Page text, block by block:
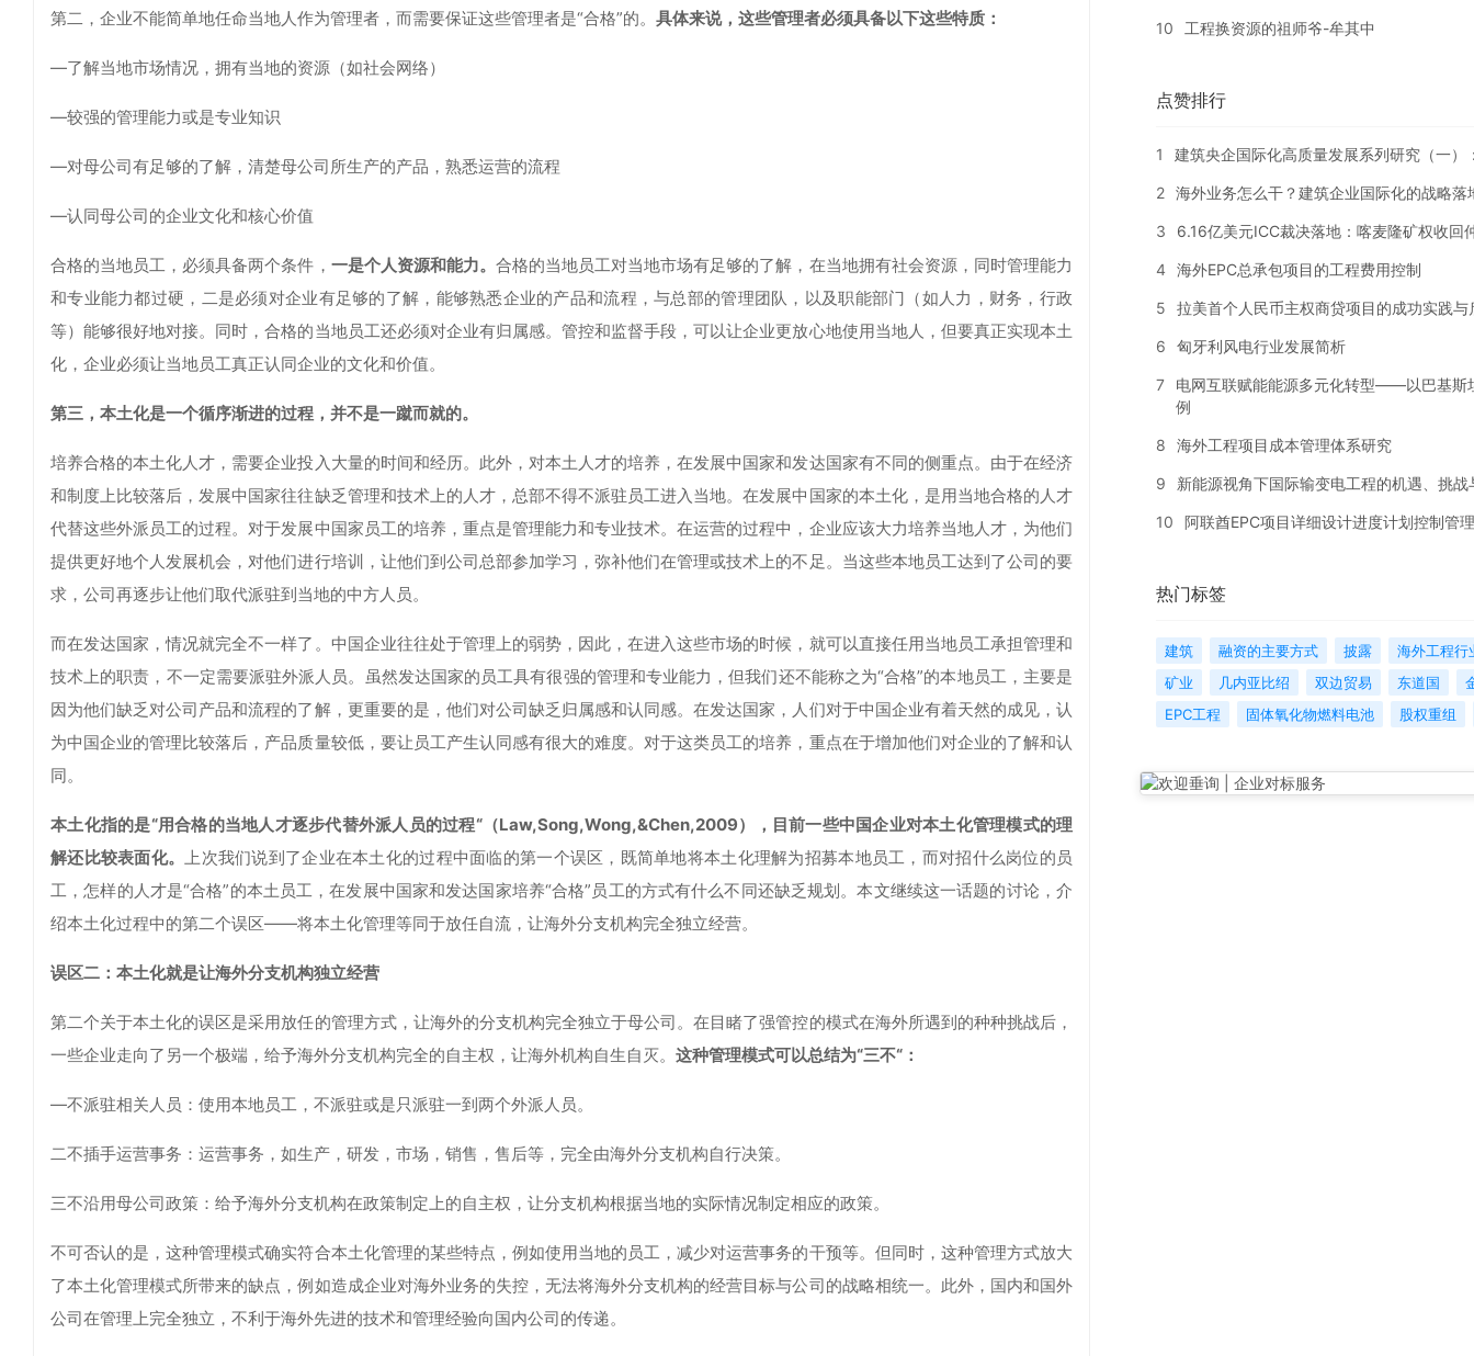
第二，企业不能简单地任命当地人作为管理者，而需要保证这些管理者是“合格”的。 具体来说，这些管理者必须具备以下这些特质：
—了解当地市场情况，拥有当地的资源（如社会网络）
—较强的管理能力或是专业知识
—对母公司有足够的了解，清楚母公司所生产的产品，熟悉运营的流程
—认同母公司的企业文化和核心价值
合格的当地员工，必须具备两个条件， 一是个人资源和能力。 合格的当地员工对当地市场有足够的了解，在当地拥有社会资源，同时管理能力
和专业能力都过硬，二是必须对企业有足够的了解，能够熟悉企业的产品和流程，与总部的管理团队，以及职能部门（如人力，财务，行政
等）能够很好地对接。同时，合格的当地员工还必须对企业有归属感。管控和监督手段，可以让企业更放心地使用当地人，但要真正实现本土
化，企业必须让当地员工真正认同企业的文化和价值。
第三，本土化是一个循序渐进的过程，并不是一蹴而就的。
培养合格的本土化人才，需要企业投入大量的时间和经历。此外，对本土人才的培养，在发展中国家和发达国家有不同的侧重点。由于在经济
和制度上比较落后，发展中国家往往缺乏管理和技术上的人才，总部不得不派驻员工进入当地。在发展中国家的本土化，是用当地合格的人才
代替这些外派员工的过程。对于发展中国家员工的培养，重点是管理能力和专业技术。在运营的过程中，企业应该大力培养当地人才，为他们
提供更好地个人发展机会，对他们进行培训，让他们到公司总部参加学习，弥补他们在管理或技术上的不足。当这些本地员工达到了公司的要
求，公司再逐步让他们取代派驻到当地的中方人员。
而在发达国家，情况就完全不一样了。中国企业往往处于管理上的弱势，因此，在进入这些市场的时候，就可以直接任用当地员工承担管理和
技术上的职责，不一定需要派驻外派人员。虽然发达国家的员工具有很强的管理和专业能力，但我们还不能称之为“合格”的本地员工，主要是
因为他们缺乏对公司产品和流程的了解，更重要的是，他们对公司缺乏归属感和认同感。在发达国家，人们对于中国企业有着天然的成见，认
为中国企业的管理比较落后，产品质量较低，要让员工产生认同感有很大的难度。对于这类员工的培养，重点在于增加他们对企业的了解和认
同。
本土化指的是“用合格的当地人才逐步代替外派人员的过程“（Law,Song,Wong,&Chen,2009），目前一些中国企业对本土化管理模式的理
解还比较表面化。上次我们说到了企业在本土化的过程中面临的第一个误区，既简单地将本土化理解为招募本地员工，而对招什么岗位的员
工，怎样的人才是“合格”的本土员工，在发展中国家和发达国家培养“合格”员工的方式有什么不同还缺乏规划。本文继续这一话题的讨论，介
绍本土化过程中的第二个误区——将本土化管理等同于放任自流，让海外分支机构完全独立经营。
误区二：本土化就是让海外分支机构独立经营
第二个关于本土化的误区是采用放任的管理方式，让海外的分支机构完全独立于母公司。在目睹了强管控的模式在海外所遇到的种种挑战后，
一些企业走向了另一个极端，给予海外分支机构完全的自主权，让海外机构自生自灭。 这种管理模式可以总结为“三不“：
—不派驻相关人员：使用本地员工，不派驻或是只派驻一到两个外派人员。
二不插手运营事务：运营事务，如生产，研发，市场，销售，售后等，完全由海外分支机构自行决策。
三不沿用母公司政策：给予海外分支机构在政策制定上的自主权，让分支机构根据当地的实际情况制定相应的政策。
不可否认的是，这种管理模式确实符合本土化管理的某些特点，例如使用当地的员工，减少对运营事务的干预等。但同时，这种管理方式放大
了本土化管理模式所带来的缺点，例如造成企业对海外业务的失控，无法将海外分支机构的经营目标与公司的战略相统一。此外，国内和国外
公司在管理上完全独立，不利于海外先进的技术和管理经验向国内公司的传递。
10 工程换资源的祖师爷-牟其中
点赞排行
1 建筑央企国际化高质量发展系列研究（一）
2 海外业务怎么干？建筑企业国际化的战略落
3 6.16亿美元ICC裁决落地：喀麦隆矿权收回
4 海外EPC总承包项目的工程费用控制
5 拉美首个人民币主权商贷项目的成功实践与
6 匈牙利风电行业发展简析
7
电网互联赋能能源多元化转型——以巴基斯
例
8 海外工程项目成本管理体系研究
9 新能源视角下国际输变电工程的机遇、挑战
10 阿联酋EPC项目详细设计进度计划控制管
热门标签
建筑 融资的主要方式 披露
海外工程行
矿业
几内亚比绍 双边贸易 东道国
EPC工程
固体氧化物燃料电池 股权重组